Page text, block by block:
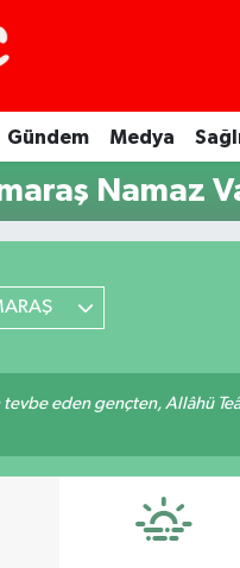
Gündem Medya
Namaz
tevbe eden gençten, Allâhü